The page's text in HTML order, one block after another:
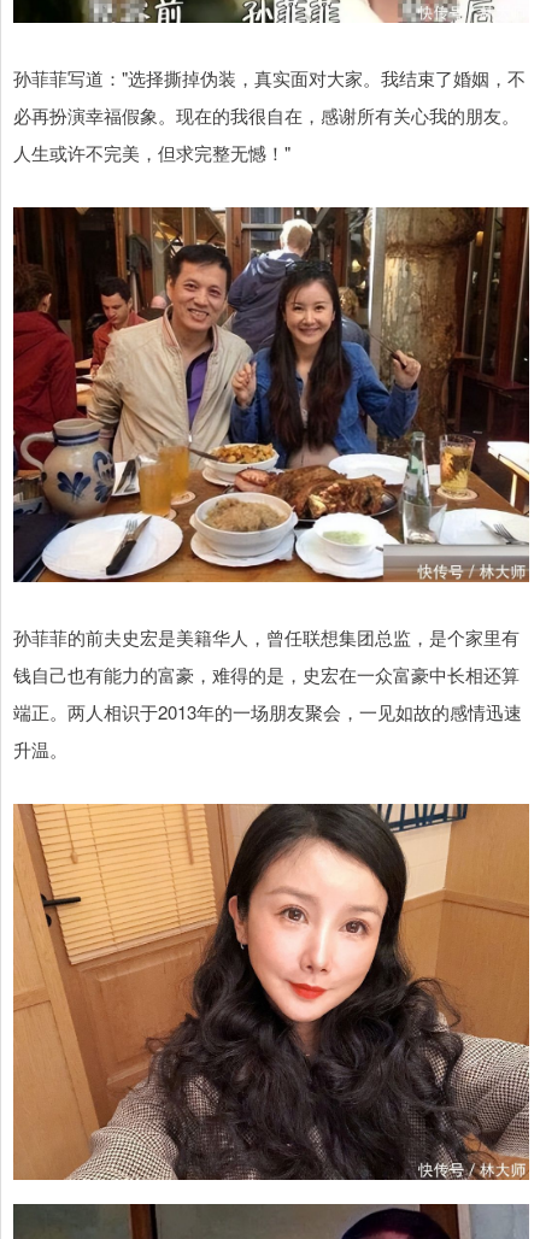
孙菲菲写道："选择撕掉伪装，真实面对大家。我结束了婚姻，不
必再扮演幸福假象。现在的我很自在，感谢所有关心我的朋友。
人生或许不完美，但求完整无憾！"
孙菲菲的前夫史宏是美籍华人，曾任联想集团总监，是个家里有
钱自己也有能力的富豪，难得的是，史宏在一众富豪中长相还算
端正。两人相识于2013年的一场朋友聚会，一见如故的感情迅速
升温。